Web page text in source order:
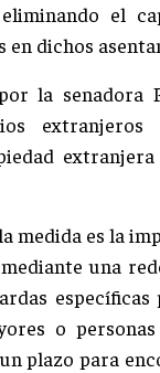
el
en dichos
la
medida es la
una
o
plazo para